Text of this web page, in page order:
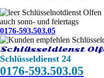
Schlüsselnotdienst Olfen
auch sonn- und feiertags
0176-593.503.05
Schlüsseldienst
Schlüsseldienst 24
0176-593.503.05